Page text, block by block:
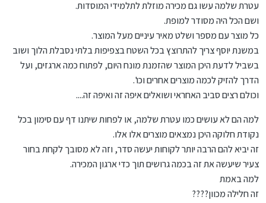
עטרת שלמה עשו גם מכירה מוזלת לתלמידי המוסדות.
ושם הכל היה מסודר למופת.
כל מוצר עם מספר ושלט מאיר עיניים מעל המוצר.
במשנת יוסף צריך להתרוצץ בכל השטח בצפיפות בלתי נסבלת הלוך ושוב
בשביל לדעת היכן המוצר שהזמנת מונח היום, לפתוח כמה ארגזים, ועל
הדרך להזיק לכמה מוצרים אחרים וכו'.
וכולם רצים סביב האחראי ושואלים איפה זה ואיפה זה....
למה הם לא עושים כמו עטרת שלמה, או לפחות שיתנו דף עם סימון בכל
נקודת חלוקה היכן נמצאים מוצרים אלו אלו.
זה יביא להם הרבה יותר לקוחות יעשה סדר, וזה לא מסובך לקחת בחור
צעיר שיעשה את זה בכמה גרושים תוך כדי ארגון המכירה.
למה באמת
זה חלילה מכוון????